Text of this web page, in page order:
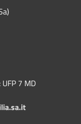
7 MD